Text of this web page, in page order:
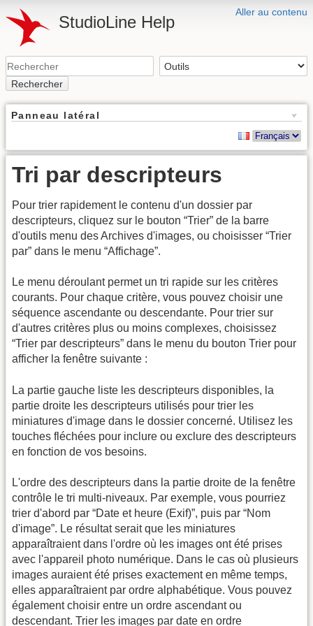
Aller au contenu
StudioLine Help
Rechercher
Panneau latéral
Tri par descripteurs
Pour trier rapidement le contenu d'un dossier par
descripteurs, cliquez sur le bouton “Trier” de la barre
d'outils menu des Archives d'images, ou choisisser “Trier
par” dans le menu “Affichage”.
Le menu déroulant permet un tri rapide sur les critères
courants. Pour chaque critère, vous pouvez choisir une
séquence ascendante ou descendante. Pour trier sur
d'autres critères plus ou moins complexes, choisissez
“Trier par descripteurs” dans le menu du bouton Trier pour
afficher la fenêtre suivante :
La partie gauche liste les descripteurs disponibles, la
partie droite les descripteurs utilisés pour trier les
miniatures d'image dans le dossier concerné. Utilisez les
touches fléchées pour inclure ou exclure des descripteurs
en fonction de vos besoins.
L'ordre des descripteurs dans la partie droite de la fenêtre
contrôle le tri multi-niveaux. Par exemple, vous pourriez
trier d'abord par “Date et heure (Exif)”, puis par “Nom
d'image”. Le résultat serait que les miniatures
apparaîtraient dans l'ordre où les images ont été prises
avec l'appareil photo numérique. Dans le cas où plusieurs
images auraient été prises exactement en même temps,
elles apparaîtraient par ordre alphabétique. Vous pouvez
également choisir entre un ordre ascendant ou
descendant. Trier les images par date en ordre